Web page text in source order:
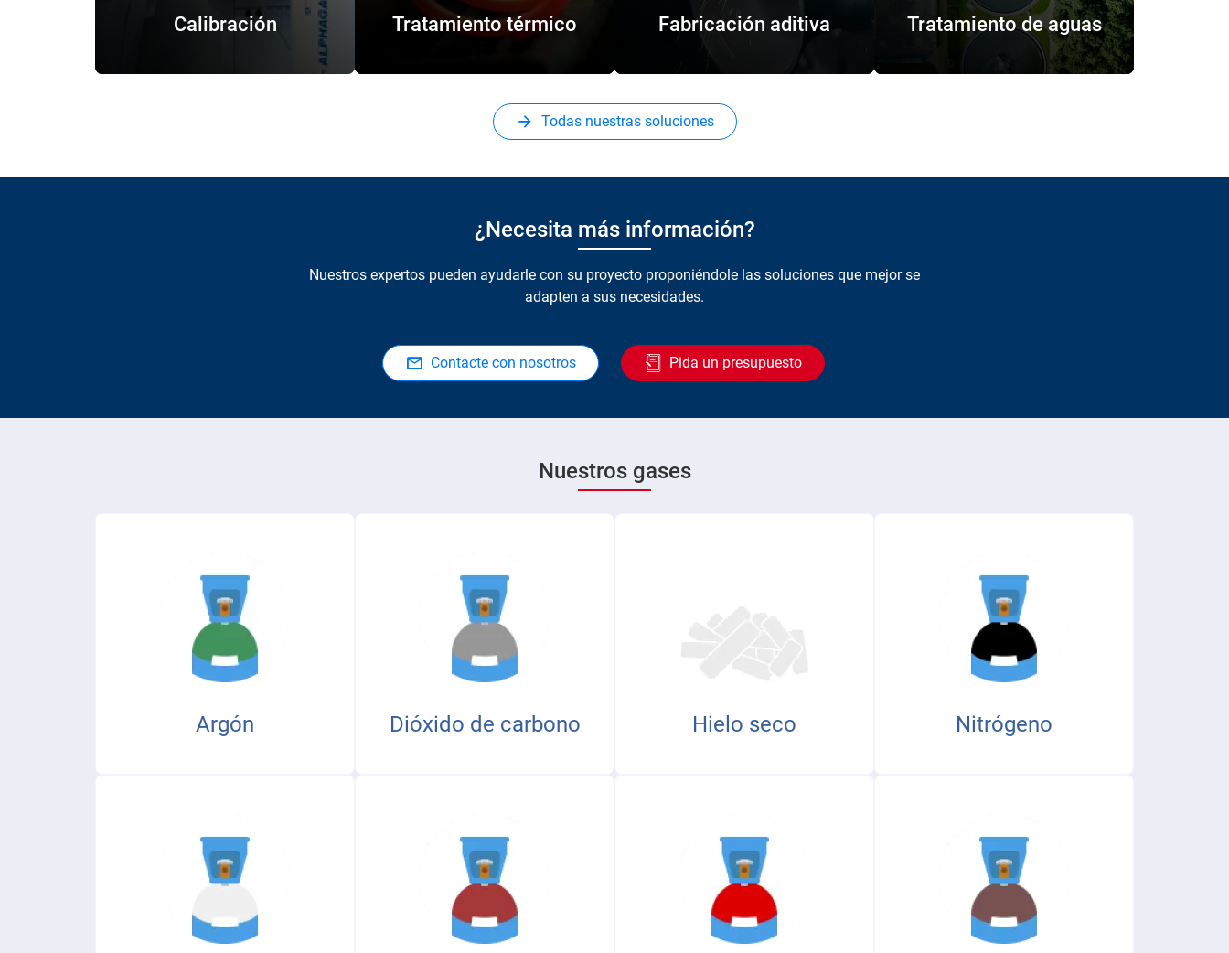
Calibración Tratamiento térmico Fabricación aditiva Tratamiento de aguas
Todas nuestras soluciones
¿Necesita más información?
Nuestros expertos pueden ayudarle con su proyecto proponiéndole las soluciones que mejor se
adapten a sus necesidades.
Contacte con nosotros Pida un presupuesto
Nuestros gases
Argón Dióxido de carbono Hielo seco Nitrógeno